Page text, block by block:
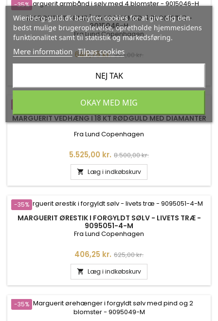
-35%
MARGUERIT ARMBÅND I SØLV MED 4 BLOMSTER -
9015046-H
Fra Lund Copenhagen
Pris
646,75 kr.Normalpris
995,00 kr.
Læg i indkøbskurv
MARGUERIT VEDHÆNG I 18 KT RØDGULD MED DIAMANTER
Fra Lund Copenhagen
Pris
5.525,00 kr. Normalpris
8.500,00 kr.
 Læg i indkøbskurv
-35%
MARGUERIT ØRESTIK I FORGYLDT SØLV - LIVETS TRÆ -
9095051-4-M
Fra Lund Copenhagen
Pris
406,25 kr. Normalpris
625,00 kr.
 Læg i indkøbskurv
-35%
Wienberg-guld.dk benytter cookies for at give dig den
bedst mulige brugeroplevelse, opretholde hjemmesidens
funktionalitet samt til statistik og markedsføring.
Mere information Tilpas cookies
NEJ TAK
OKAY MED MIG